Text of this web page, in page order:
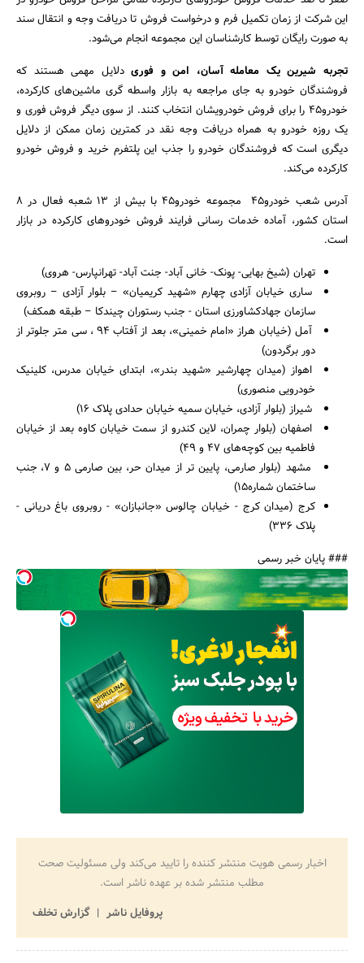
این شرکت از زمان تکمیل فرم و درخواست فروش تا دریافت وجه و انتقال سند
به صورت رایگان توسط کارشناسان این مجموعه انجام می‌شود.
تجربه شیرین یک معامله آسان، امن و فوریدلایل مهمی هستند که
فروشندگان خودرو به جای مراجعه به بازار واسطه گری ماشین‌های کارکرده،
خودرو۴۵ را برای فروش خودرویشان انتخاب کنند. از سوی دیگر فروش فوری و
یک روزه خودرو به همراه دریافت وجه نقد در کمترین زمان ممکن از دلایل
دیگری است که فروشندگان خودرو را جذب این پلتفرم خرید و فروش خودرو
کارکرده می‌کند.
آدرس شعب خودرو45 مجموعه خودرو45 با بیش از 13 شعبه فعال در 8
استان کشور، آماده خدمات رسانی فرایند فروش خودروهای کارکرده در بازار
است.
تهران (شیخ بهایی- پونک- خانی آباد- جنت آباد- تهرانپارس- هروی)
ساری خیابان آزادی چهارم «شهید کریمیان» – بلوار آزادی – روبروی
سازمان جهادکشاورزی استان - جنب رستوران چیندکا – طبقه همکف)
آمل (خیابان هراز «امام خمینی»، بعد از آفتاب ۹۴ ، سی متر جلوتر از
دور برگردون)
اهواز (میدان چهارشیر «شهید بندر»، ابتدای خیابان مدرس، کلینیک
خودرویی منصوری)
شیراز (بلوار آزادی، خیابان سمیه خیابان حدادی پلاک 16)
اصفهان (بلوار چمران، لاین کندرو از سمت خیابان کاوه بعد از خیابان
فاطمیه بین کوچه‌های 47 و 49)
مشهد (بلوار صارمی، پایین تر از میدان حر، بین صارمی ۵ و ۷، جنب
ساختمان شماره۱۵)
کرج (میدان کرج - خیابان چالوس «جانبازان» - روبروی باغ دریانی -
پلاک 336)
### پایان خبر رسمی
اخبار رسمی هویت منتشر کننده را تایید می‌کند ولی مسئولیت صحت
مطلب منتشر شده بر عهده ناشر است.
پروفایل ناشر
گزارش تخلف